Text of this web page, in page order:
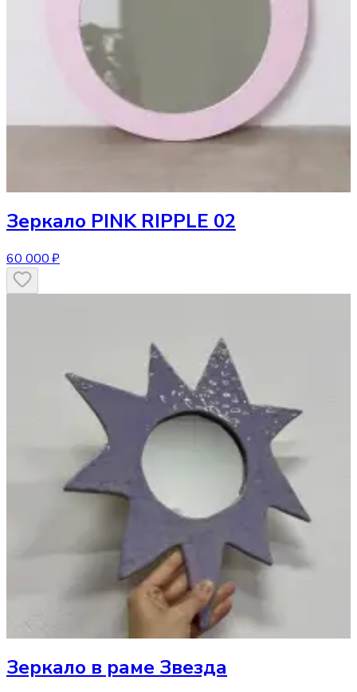
Зеркало PINK RIPPLE 02
60 000 ₽
Зеркало в раме Звезда